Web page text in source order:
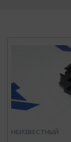
НЕИЗВЕСТНЫЙ